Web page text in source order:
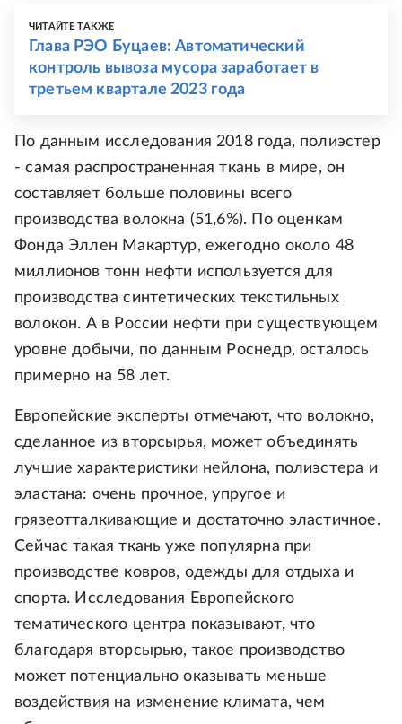
ЧИТАЙТЕ ТАКЖЕ
Глава РЭО Буцаев: Автоматический
контроль вывоза мусора заработает в
третьем квартале 2023 года
По данным исследования 2018 года, полиэстер
- самая распространенная ткань в мире, он
составляет больше половины всего
производства волокна (51,6%). По оценкам
Фонда Эллен Макартур, ежегодно около 48
миллионов тонн нефти используется для
производства синтетических текстильных
волокон. А в России нефти при существующем
уровне добычи, по данным Роснедр, осталось
примерно на 58 лет.
Европейские эксперты отмечают, что волокно,
сделанное из вторсырья, может объединять
лучшие характеристики нейлона, полиэстера и
эластана: очень прочное, упругое и
грязеотталкивающие и достаточно эластичное.
Сейчас такая ткань уже популярна при
производстве ковров, одежды для отдыха и
спорта. Исследования Европейского
тематического центра показывают, что
благодаря вторсырью, такое производство
может потенциально оказывать меньше
воздействия на изменение климата, чем